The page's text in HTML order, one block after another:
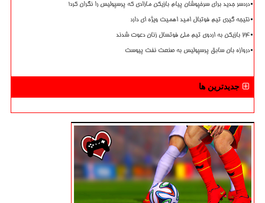
دردسر جدید برای سرخپوشان پیام بازیکن مازادی که پرسپولیس را نگران کرد!
نتیجه گیری تیم فوتبال امید اهمیت ویژه ای دارد
۲۴ بازیکن به اردوی تیم ملی فوتسال زنان دعوت شدند
دروازه بان سابق پرسپولیس به صنعت نفت پیوست
جدیدترین ها